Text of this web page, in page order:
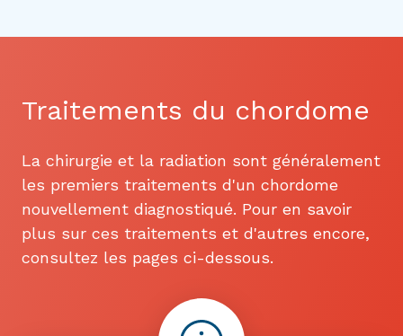
Traitements du chordome
La chirurgie et la radiation sont généralement
les premiers traitements d'un chordome
nouvellement diagnostiqué. Pour en savoir
plus sur ces traitements et d'autres encore,
consultez les pages ci-dessous.